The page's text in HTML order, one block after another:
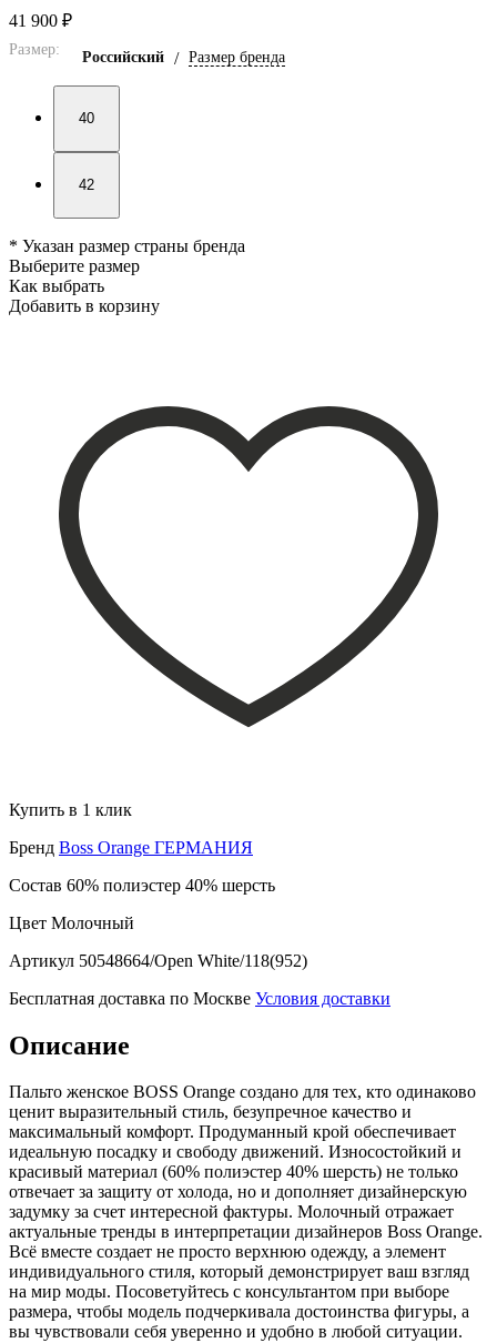
41 900 ₽
Размер: Российский / Размер бренда
40
42
* Указан размер страны бренда
Выберите размер
Как выбрать
Добавить в корзину
Купить в 1 клик
Бренд Boss Orange ГЕРМАНИЯ
Состав 60% полиэстер 40% шерсть
Цвет Молочный
Артикул 50548664/Open White/118(952)
Бесплатная доставка по Москве Условия доставки
Описание
Пальто женское BOSS Orange создано для тех, кто одинаково
ценит выразительный стиль, безупречное качество и
максимальный комфорт. Продуманный крой обеспечивает
идеальную посадку и свободу движений. Износостойкий и
красивый материал (60% полиэстер 40% шерсть) не только
отвечает за защиту от холода, но и дополняет дизайнерскую
задумку за счет интересной фактуры. Молочный отражает
актуальные тренды в интерпретации дизайнеров Boss Orange.
Всё вместе создает не просто верхнюю одежду, а элемент
индивидуального стиля, который демонстрирует ваш взгляд
на мир моды. Посоветуйтесь с консультантом при выборе
размера, чтобы модель подчеркивала достоинства фигуры, а
вы чувствовали себя уверенно и удобно в любой ситуации.